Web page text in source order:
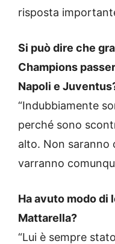
risposta
Si può dire che
Champions
Napoli e
“Indubbiamente
perché sono
alto. Non saranno
varranno
Ha avuto modo di
Mattarella?
“Lui è sempre